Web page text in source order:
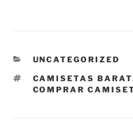
CATEGORÍAS
UNCATEGORIZED
ETIQUETAS
CAMISETAS
COMPRAR